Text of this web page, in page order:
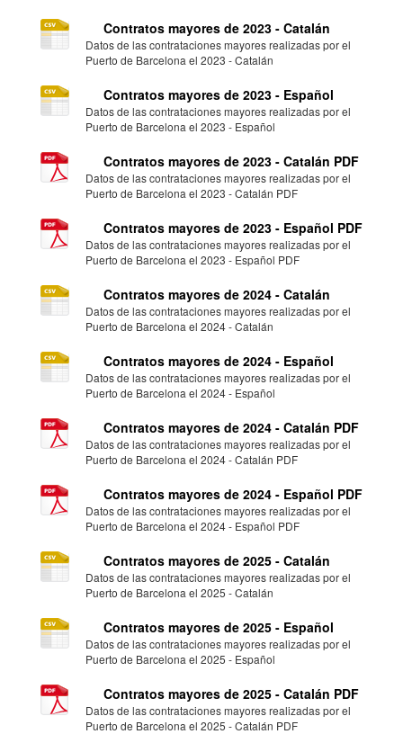
Contratos mayores de 2023 - Catalán
Datos de las contrataciones mayores realizadas por el
Puerto de Barcelona el 2023 - Catalán
Contratos mayores de 2023 - Español
Datos de las contrataciones mayores realizadas por el
Puerto de Barcelona el 2023 - Español
Contratos mayores de 2023 - Catalán PDF
Datos de las contrataciones mayores realizadas por el
Puerto de Barcelona el 2023 - Catalán PDF
Contratos mayores de 2023 - Español PDF
Datos de las contrataciones mayores realizadas por el
Puerto de Barcelona el 2023 - Español PDF
Contratos mayores de 2024 - Catalán
Datos de las contrataciones mayores realizadas por el
Puerto de Barcelona el 2024 - Catalán
Contratos mayores de 2024 - Español
Datos de las contrataciones mayores realizadas por el
Puerto de Barcelona el 2024 - Español
Contratos mayores de 2024 - Catalán PDF
Datos de las contrataciones mayores realizadas por el
Puerto de Barcelona el 2024 - Catalán PDF
Contratos mayores de 2024 - Español PDF
Datos de las contrataciones mayores realizadas por el
Puerto de Barcelona el 2024 - Español PDF
Contratos mayores de 2025 - Catalán
Datos de las contrataciones mayores realizadas por el
Puerto de Barcelona el 2025 - Catalán
Contratos mayores de 2025 - Español
Datos de las contrataciones mayores realizadas por el
Puerto de Barcelona el 2025 - Español
Contratos mayores de 2025 - Catalán PDF
Datos de las contrataciones mayores realizadas por el
Puerto de Barcelona el 2025 - Catalán PDF